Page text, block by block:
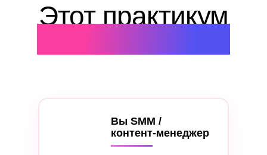
Этот практикум
Вы SMM /
контент-менеджер